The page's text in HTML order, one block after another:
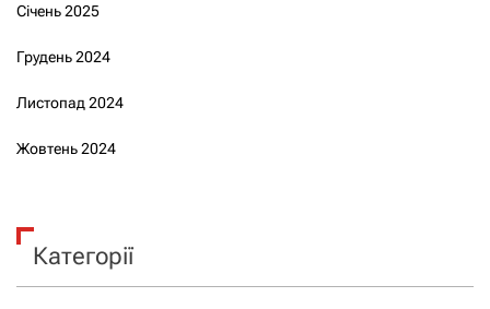
Січень 2025
Грудень 2024
Листопад 2024
Жовтень 2024
Категорії